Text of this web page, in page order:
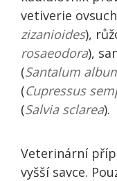
vetiverie
zizanioides),
rosaeodora),
(Santalum
(Cupressus
(Salvia sclarea).
Veterinární
vyšší savce.